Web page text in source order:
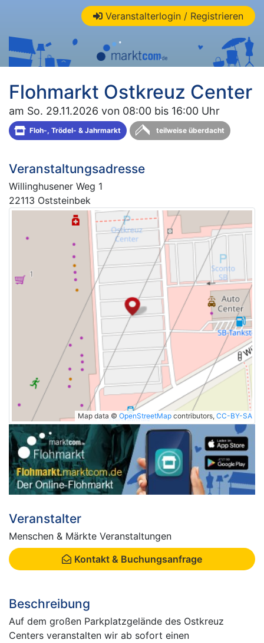
Veranstalterlogin / Registrieren
Flohmarkt Ostkreuz Center
am So. 29.11.2026 von 08:00 bis 16:00 Uhr
Floh-, Trödel- & Jahrmarkt teilweise überdacht
Veranstaltungsadresse
Willinghusener Weg 1
22113 Oststeinbek
Map data © OpenStreetMap contributors, CC-BY-SA
Veranstalter
Menschen & Märkte Veranstaltungen
Kontakt & Buchungsanfrage
Beschreibung
Auf dem großen Parkplatzgelände des Ostkreuz
Centers veranstalten wir ab sofort einen